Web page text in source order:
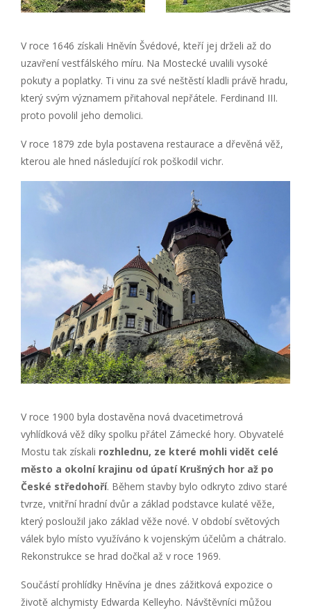
V roce 1646 získali Hněvín Švédové, kteří jej drželi až do
uzavření vestfálského míru. Na Mostecké uvalili vysoké
pokuty a poplatky. Ti vinu za své neštěstí kladli právě hradu,
který svým významem přitahoval nepřátele. Ferdinand III.
proto povolil jeho demolici.
V roce 1879 zde byla postavena restaurace a dřevěná věž,
kterou ale hned následující rok poškodil vichr.
V roce 1900 byla dostavěna nová dvacetimetrová
vyhlídková věž díky spolku přátel Zámecké hory. Obyvatelé
Mostu tak získali rozhlednu, ze které mohli vidět celé
město a okolní krajinu od úpatí Krušných hor až po
České středohoří. Během stavby bylo odkryto zdivo staré
tvrze, vnitřní hradní dvůr a základ podstavce kulaté věže,
který posloužil jako základ věže nové. V období světových
válek bylo místo využíváno k vojenským účelům a chátralo.
Rekonstrukce se hrad dočkal až v roce 1969.
Součástí prohlídky Hněvína je dnes zážitková expozice o
životě alchymisty Edwarda Kelleyho. Návštěvníci můžou